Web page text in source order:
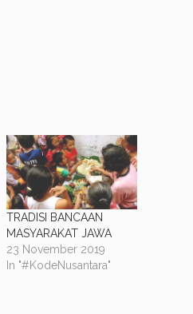
TRADISI BANCAAN
MASYARAKAT JAWA
23 November 2019
In "#KodeNusantara"